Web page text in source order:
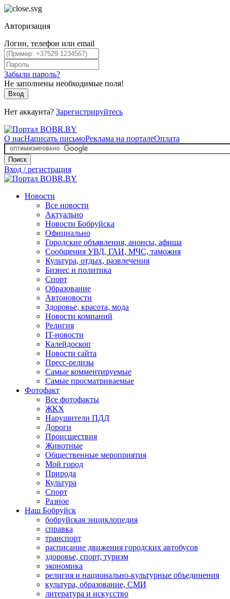
Авторизация
Логин, телефон или email
Забыли пароль?
Не заполнены необходимые поля!
Вход
Нет аккаунта? Зарегистрируйтесь
О насНаписать письмоРеклама на порталеОплата
Поиск
Вход / регистрация
Новости
Все новости
Актуально
Новости Бобруйска
Официально
Городские объявления, анонсы, афиша
Сообщения УВД, ГАИ, МЧС, таможня
Культура, отдых, развлечения
Бизнес и политика
Спорт
Образование
Автоновости
Здоровье, красота, мода
Новости компаний
Религия
IT-новости
Калейдоскоп
Новости сайта
Пресс-релизы
Самые комментируемые
Самые просматриваемые
Фотофакт
Все фотофакты
ЖКХ
Нарушители ПДД
Дороги
Происшествия
Животные
Общественные мероприятия
Мой город
Природа
Культура
Спорт
Разное
Наш Бобруйск
бобруйская энциклопедия
справка
транспорт
расписание движения городских автобусов
здоровье, спорт, туризм
экономика
религия и национально-культурные объединения
культура, образование, СМИ
литература и искусство